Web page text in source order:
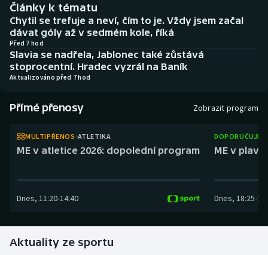
Basketbal
Biatlon
Boby a skeleton
Box
Curling
Golf
Historické návraty
Aplikace ČT sport
AZ kvíz
Články k tématu
Chytil se trefuje a neví, čím to je. Vždy jsem začal
dávat góly až v sedmém kole, říká
Před 7 hod
Slavia se nadřela, Jablonec také zůstává
stoprocentní. Hradec vyzrál na Baník
Aktualizováno před 7 hod
Přímé přenosy Zobrazit program
MULTIPŘENOS ATLETIKA
ME v atletice 2026: dopolední program
Dnes, 11:20-14:40
ME v
Dnes, 18:25-
Aktuality ze sportu